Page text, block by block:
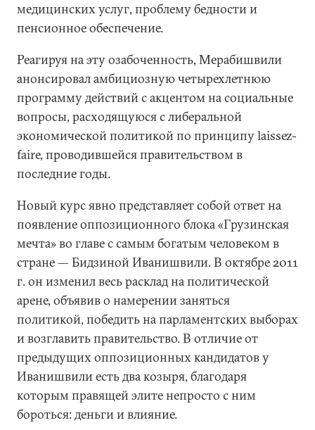
медицинских услуг, проблему бедности и
пенсионное обеспечение.
Реагируя на эту озабоченность, Мерабишвили
анонсировал амбициозную четырехлетнюю
программу действий с акцентом на социальные
вопросы, расходящуюся с либеральной
экономической политикой по принципу laissez-
faire, проводившейся правительством в
последние годы.
Новый курс явно представляет собой ответ на
появление оппозиционного блока «Грузинская
мечта» во главе с самым богатым человеком в
стране — Бидзиной Иванишвили. В октябре 2011
г. он изменил весь расклад на политической
арене, объявив о намерении заняться
политикой, победить на парламентских выборах
и возглавить правительство. В отличие от
предыдущих оппозиционных кандидатов у
Иванишвили есть два козыря, благодаря
которым правящей элите непросто с ним
бороться: деньги и влияние.